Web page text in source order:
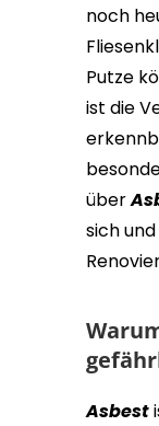
noch
Putze
ist die
über
sich
Asbest